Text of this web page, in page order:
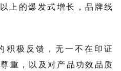
以上的爆发式增长，品牌线
积极反馈，无一不在印证
重，以及对产品功效品质